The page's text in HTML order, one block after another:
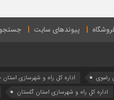
پیوندهای سایت
رضوي اداره كل راه و شهرسازي
اداره كل راه و شهرسازي استان گلستان